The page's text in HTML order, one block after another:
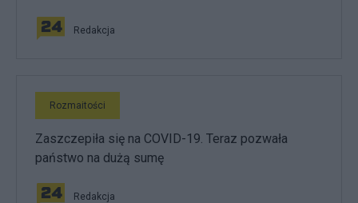
Redakcja
Rozmaitości
Zaszczepiła się na COVID-19. Teraz pozwała
państwo na dużą sumę
Redakcja